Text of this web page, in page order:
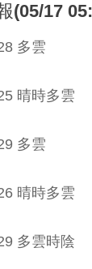
(05/17
多雲
晴時多雲
多雲
晴時多雲
多雲時陰